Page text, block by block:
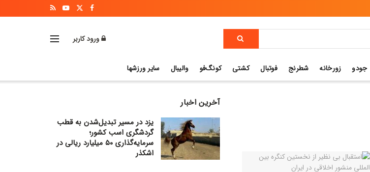
ورود کاربر
جودو زورخانه شطرنج فوتبال کشتی کونگ‌فو والیبال سایر ورزشها
آخرین اخبار
یزد در مسیر تبدیل‌شدن به قطب
گردشگری اسب کشور؛
سرمایه‌گذاری ۵۰ میلیارد ریالی در
اشکذر